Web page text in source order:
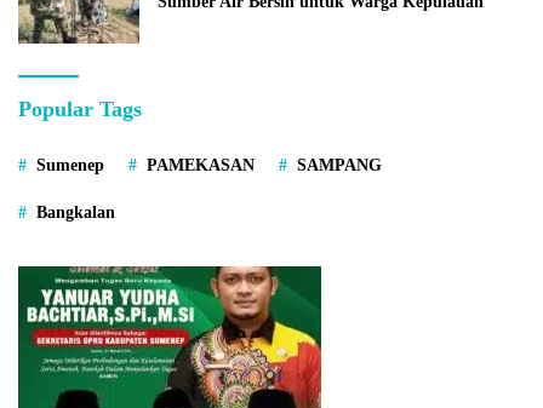
Popular Tags
Sumenep PAMEKASAN SAMPANG
Bangkalan